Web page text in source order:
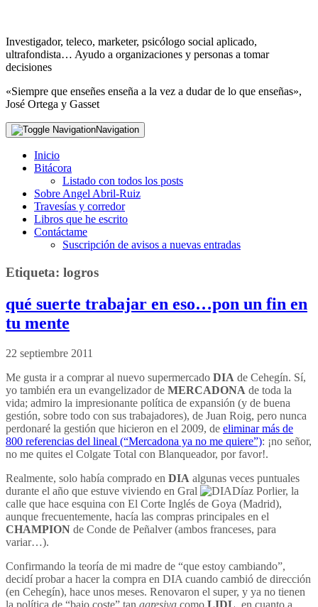
Investigador, teleco, marketer, psicólogo social aplicado,
ultrafondista… Ayudo a organizaciones y personas a tomar
decisiones
«Siempre que enseñes enseña a la vez a dudar de lo que enseñas»,
José Ortega y Gasset
Navigation
Inicio
Bitácora
Listado con todos los posts
Sobre Angel Abril-Ruiz
Travesías y corredor
Libros que he escrito
Contáctame
Suscripción de avisos a nuevas entradas
Etiqueta: logros
qué suerte trabajar en eso…pon un fin en
tu mente
22 septiembre 2011
Me gusta ir a comprar al nuevo supermercado DIA de Cehegín. Sí,
yo también era un evangelizador de MERCADONA de toda la
vida; admiro la impresionante política de expansión (y de buena
gestión, sobre todo con sus trabajadores), de Juan Roig, pero nunca
perdonaré la gestión que hicieron en el 2009, de eliminar más de
800 referencias del lineal (“Mercadona ya no me quiere”): ¡no señor,
no me quites el Colgate Total con Blanqueador, por favor!.
Realmente, solo había comprado en DIA algunas veces puntuales
durante el año que estuve viviendo en Gral
Díaz Porlier, la
calle que hace esquina con El Corte Inglés de Goya (Madrid),
aunque frecuentemente, hacía las compras principales en el
CHAMPION de Conde de Peñalver (ambos franceses, para
variar…).
Confirmando la teoría de mi madre de “que estoy cambiando”,
decidí probar a hacer la compra en DIA cuando cambió de dirección
(en Cehegín), hace unos meses. Renovaron el super, y ya no tienen
la política de “bajo coste” tan agresiva como LIDL, en cuanto a